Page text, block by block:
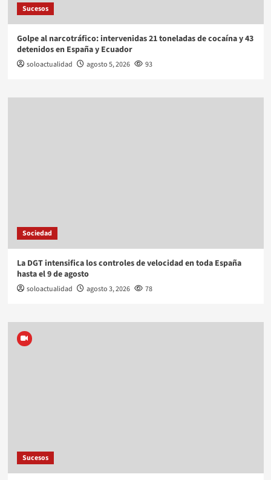
Sucesos
Golpe al narcotráfico: intervenidas 21 toneladas de cocaína y 43
detenidos en España y Ecuador
soloactualidad agosto 5, 2026 93
Sociedad
La DGT intensifica los controles de velocidad en toda España
hasta el 9 de agosto
soloactualidad agosto 3, 2026 78
Sucesos